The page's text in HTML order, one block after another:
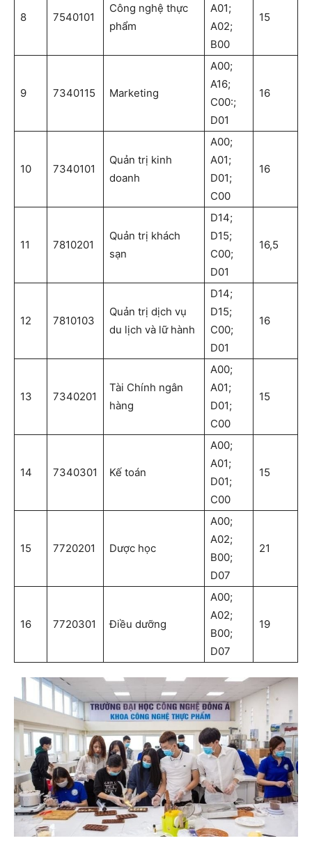
8 7540101
Công nghệ thực
phẩm
A01;
A02;
B00
15
9 7340115 Marketing
A00;
A16;
C00:;
D01
16
10 7340101
Quản trị kinh
doanh
A00;
A01;
D01;
C00
16
11 7810201
Quản trị khách
sạn
D14;
D15;
C00;
D01
16,5
12 7810103
Quản trị dịch vụ
du lịch và lữ hành
D14;
D15;
C00;
D01
16
13 7340201
Tài Chính ngân
hàng
A00;
A01;
D01;
C00
15
14 7340301 Kế toán
A00;
A01;
D01;
C00
15
15 7720201 Dược học
A00;
A02;
B00;
D07
21
16 7720301 Điều dưỡng
A00;
A02;
B00;
D07
19